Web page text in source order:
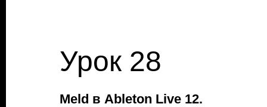
Meld в Ableton Live 12.
Урок 28